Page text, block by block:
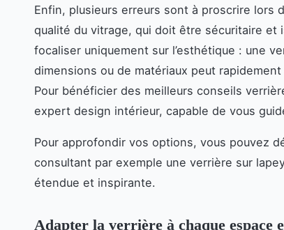
Enfin, plusieurs erreurs sont à proscrire lors
qualité du vitrage, qui doit être sécuritaire et
focaliser uniquement sur l’esthétique : une
dimensions ou de matériaux peut
Pour bénéficier des meilleurs conseils
expert design intérieur, capable de vous
Pour approfondir vos options, vous pouvez
consultant par exemple une verrière sur
étendue et inspirante.
Adapter la verrière à chaque espace